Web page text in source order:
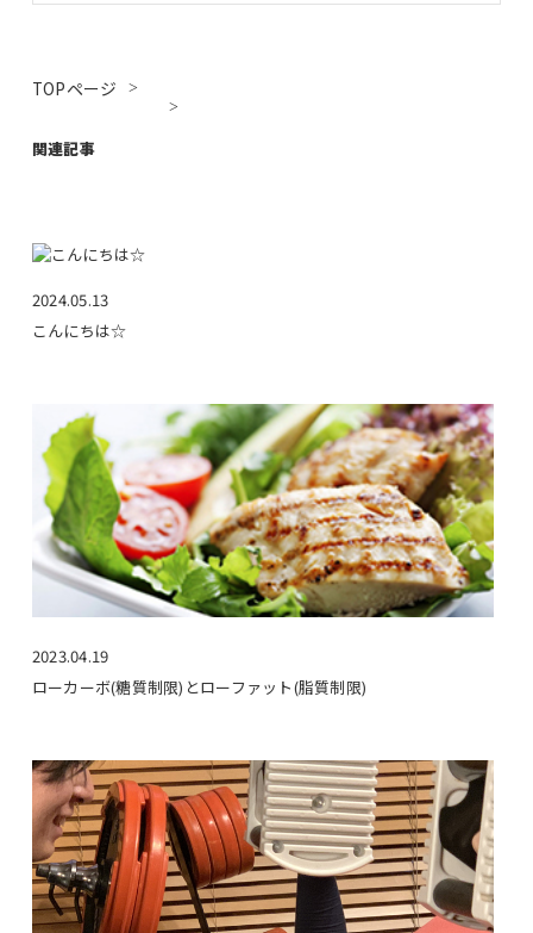
TOPページ
関連記事
2024.05.13
こんにちは☆
2023.04.19
ローカーボ(糖質制限)とローファット(脂質制限)